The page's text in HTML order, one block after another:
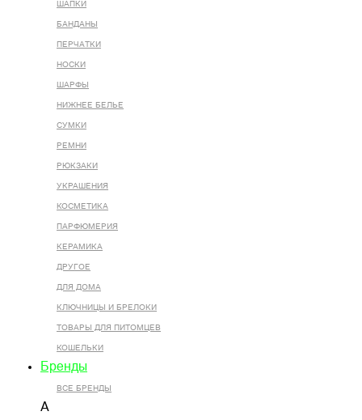
ШАПКИ
БАНДАНЫ
ПЕРЧАТКИ
НОСКИ
ШАРФЫ
НИЖНЕЕ БЕЛЬЕ
СУМКИ
РЕМНИ
РЮКЗАКИ
УКРАШЕНИЯ
КОСМЕТИКА
ПАРФЮМЕРИЯ
КЕРАМИКА
ДРУГОЕ
ДЛЯ ДОМА
КЛЮЧНИЦЫ И БРЕЛОКИ
ТОВАРЫ ДЛЯ ПИТОМЦЕВ
КОШЕЛЬКИ
Бренды
ВСЕ БРЕНДЫ
A